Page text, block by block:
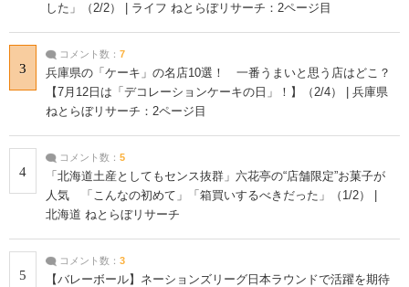
した」（2/2） | ライフ ねとらぼリサーチ：2ページ目
3
コメント数： 7
兵庫県の「ケーキ」の名店10選！ 一番うまいと思う店はどこ？
【7月12日は「デコレーションケーキの日」！】（2/4） | 兵庫県
ねとらぼリサーチ：2ページ目
4
コメント数： 5
「北海道土産としてもセンス抜群」六花亭の“店舗限定”お菓子が
人気 「こんなの初めて」「箱買いするべきだった」（1/2） |
北海道 ねとらぼリサーチ
5
コメント数： 3
【バレーボール】ネーションズリーグ日本ラウンドで活躍を期待